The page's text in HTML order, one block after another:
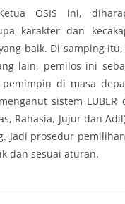
OSIS ini,
karakter dan
baik. Di samping
lain, pemilos ini
di masa
sistem LUBER
Rahasia, Jujur dan
Jadi prosedur
dan sesuai aturan.